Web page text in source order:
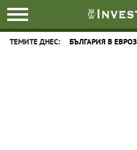
ТЕМИТЕ ДНЕС: БЪЛГАРИЯ В